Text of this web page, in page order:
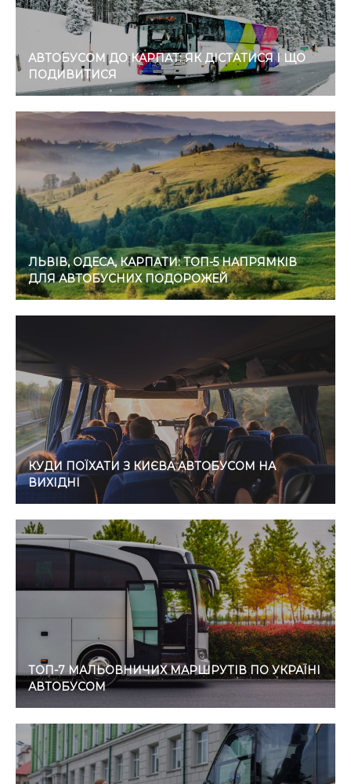
АВТОБУСОМ ДО КАРПАТ: ЯК ДІСТАТИСЯ І ЩО
ПОДИВИТИСЯ
ЛЬВІВ, ОДЕСА, КАРПАТИ: ТОП-5 НАПРЯМКІВ
ДЛЯ АВТОБУСНИХ ПОДОРОЖЕЙ
КУДИ ПОЇХАТИ З КИЄВА АВТОБУСОМ НА
ВИХІДНІ
ТОП-7 МАЛЬОВНИЧИХ МАРШРУТІВ ПО УКРАЇНІ
АВТОБУСОМ